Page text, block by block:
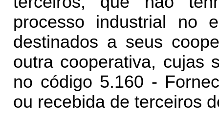
processo industrial no
destinados a seus
outra cooperativa, cujas
no código 5.160 -
ou recebida de terceiros